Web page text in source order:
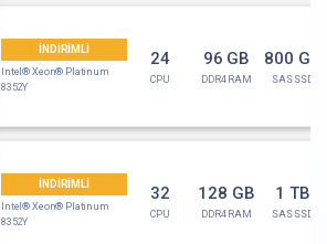
İNDİRİMLİ
Intel® Xeon® Platinum
8352Y
24
CPU
96 GB
DDR4 RAM
800 GB
SAS SSD
İNDİRİMLİ
Intel® Xeon® Platinum
8352Y
32
CPU
128 GB
DDR4 RAM
1 TB
SAS SSD